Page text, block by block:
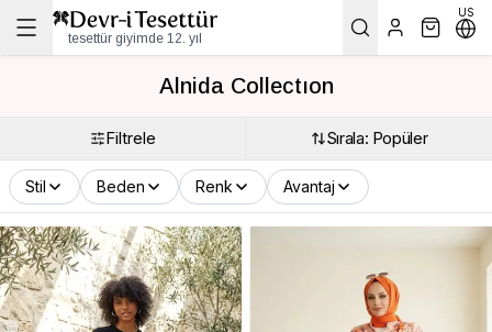
tesettür giyimde 12. yıl
US
Alnida Collectıon
Filtrele Sırala: Popüler
Stil Beden Renk Avantaj